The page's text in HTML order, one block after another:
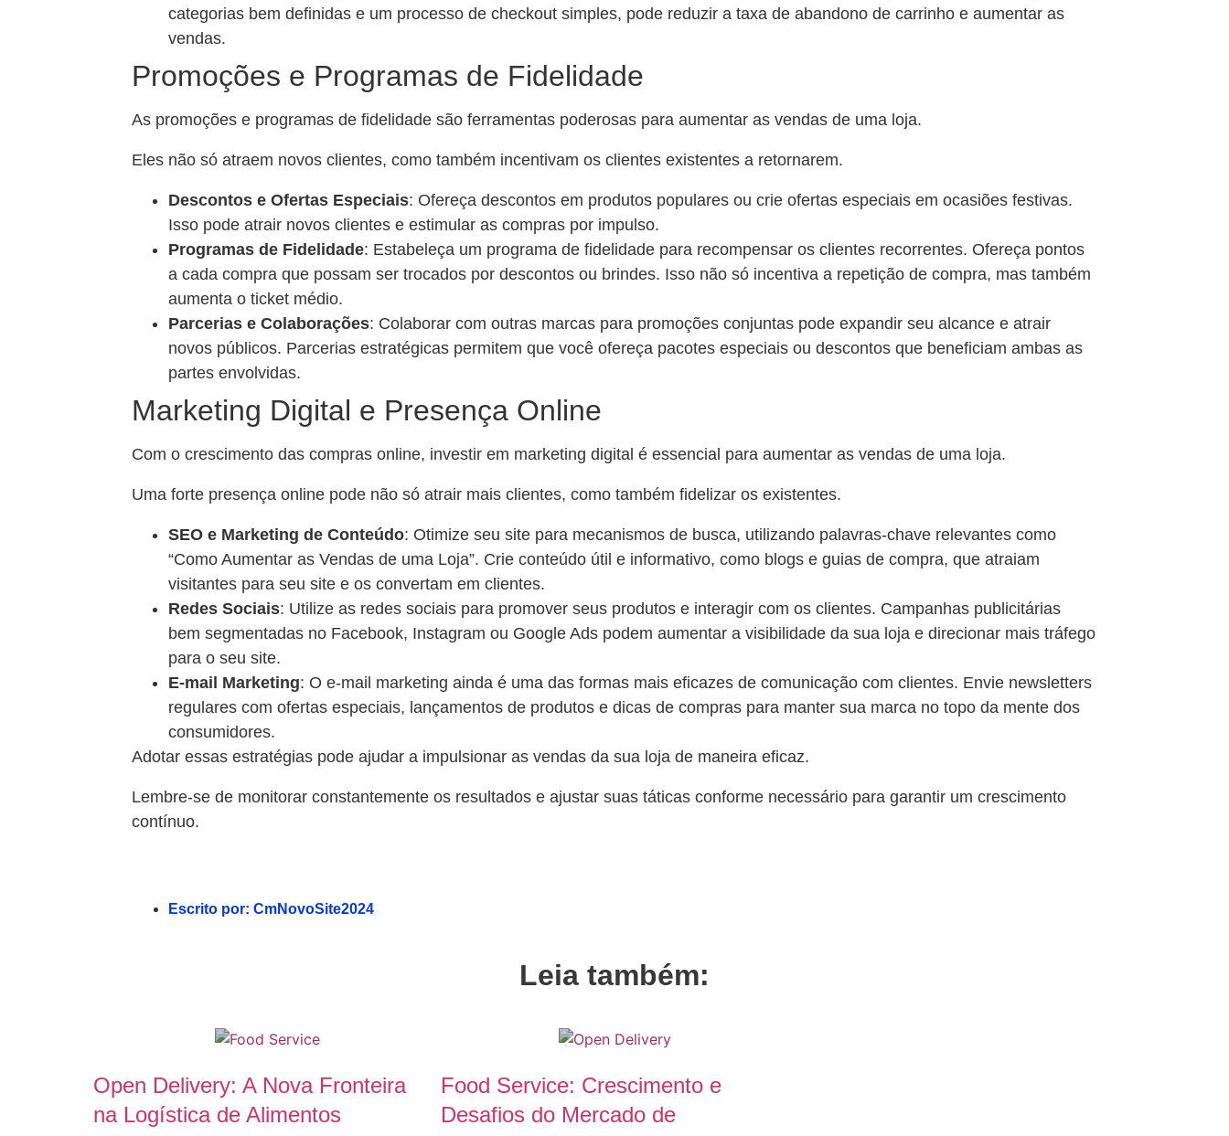
categorias bem definidas e um processo de checkout simples, pode reduzir a taxa de abandono de carrinho e aumentar as
vendas.
Promoções e Programas de Fidelidade
As promoções e programas de fidelidade são ferramentas poderosas para aumentar as vendas de uma loja.
Eles não só atraem novos clientes, como também incentivam os clientes existentes a retornarem.
Descontos e Ofertas Especiais: Ofereça descontos em produtos populares ou crie ofertas especiais em ocasiões festivas.
Isso pode atrair novos clientes e estimular as compras por impulso.
Programas de Fidelidade: Estabeleça um programa de fidelidade para recompensar os clientes recorrentes. Ofereça pontos
a cada compra que possam ser trocados por descontos ou brindes. Isso não só incentiva a repetição de compra, mas também
aumenta o ticket médio.
Parcerias e Colaborações: Colaborar com outras marcas para promoções conjuntas pode expandir seu alcance e atrair
novos públicos. Parcerias estratégicas permitem que você ofereça pacotes especiais ou descontos que beneficiam ambas as
partes envolvidas.
Marketing Digital e Presença Online
Com o crescimento das compras online, investir em marketing digital é essencial para aumentar as vendas de uma loja.
Uma forte presença online pode não só atrair mais clientes, como também fidelizar os existentes.
SEO e Marketing de Conteúdo: Otimize seu site para mecanismos de busca, utilizando palavras-chave relevantes como
“Como Aumentar as Vendas de uma Loja”. Crie conteúdo útil e informativo, como blogs e guias de compra, que atraiam
visitantes para seu site e os convertam em clientes.
Redes Sociais: Utilize as redes sociais para promover seus produtos e interagir com os clientes. Campanhas publicitárias
bem segmentadas no Facebook, Instagram ou Google Ads podem aumentar a visibilidade da sua loja e direcionar mais tráfego
para o seu site.
E-mail Marketing: O e-mail marketing ainda é uma das formas mais eficazes de comunicação com clientes. Envie newsletters
regulares com ofertas especiais, lançamentos de produtos e dicas de compras para manter sua marca no topo da mente dos
consumidores.
Adotar essas estratégias pode ajudar a impulsionar as vendas da sua loja de maneira eficaz.
Lembre-se de monitorar constantemente os resultados e ajustar suas táticas conforme necessário para garantir um crescimento
contínuo.
Escrito por:CmNovoSite2024
Leia também:
Open Delivery: A Nova Fronteira
na Logística de Alimentos
Food Service: Crescimento e
Desafios do Mercado de